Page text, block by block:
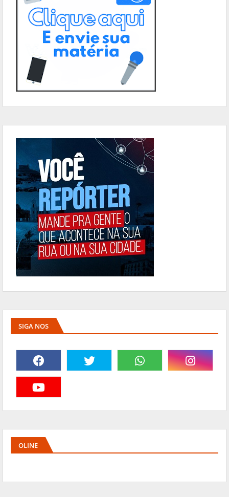
SIGA NOS
OLINE